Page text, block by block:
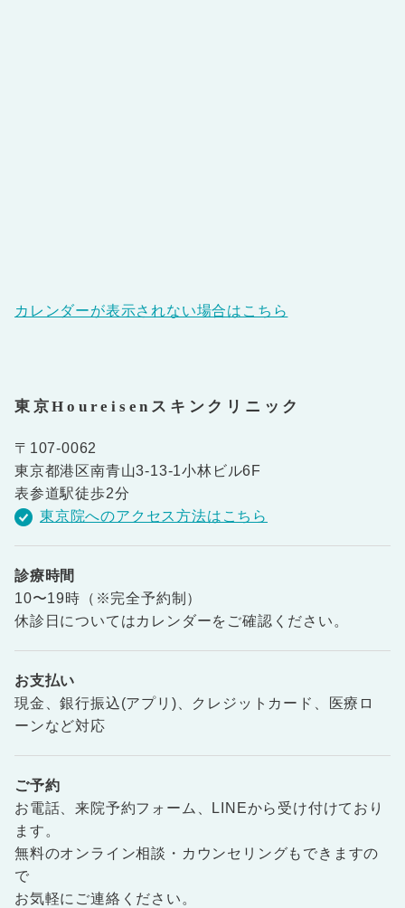
カレンダーが表示されない場合はこちら
東京Houreisenスキンクリニック
〒107-0062
東京都港区南青山3-13-1小林ビル6F
表参道駅徒歩2分
東京院へのアクセス方法はこちら
診療時間
10〜19時（※完全予約制）
休診日についてはカレンダーをご確認ください。
お支払い
現金、銀行振込(アプリ)、クレジットカード、医療ロ
ーンなど対応
ご予約
お電話、来院予約フォーム、LINEから受け付けており
ます。
無料のオンライン相談・カウンセリングもできますの
で
お気軽にご連絡ください。